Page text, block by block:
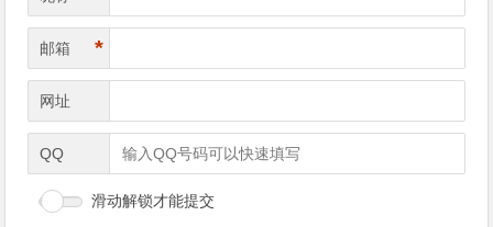
邮箱 *
网址
QQ
滑动解锁才能提交